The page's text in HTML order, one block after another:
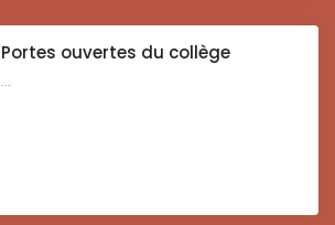
Portes ouvertes du collège
...